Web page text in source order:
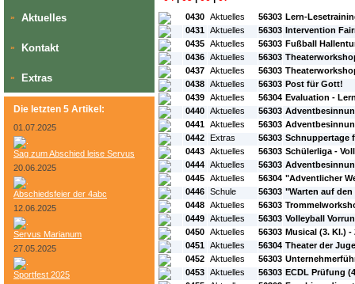
» Aktuelles
» Kontakt
» Extras
Die letzten 5 Artikel:
01.07.2025
Sag zum Abschied leise Servus
20.06.2025
Abschiedsfeier der 4abc
12.06.2025
Servus Marianum
27.05.2025
Sportfest 2025
#L: #ID: #Rubrik:
0430 Aktuelles 56303 Lern-
0431 Aktuelles 56303 Intervention
0435 Aktuelles 56303 Fußball
0436 Aktuelles 56303
0437 Aktuelles 56303
0438 Aktuelles 56303 Post für Gott!
0439 Aktuelles 56304 Evaluation -
0440 Aktuelles 56303
0441 Aktuelles 56303
0442 Extras 56303 Schnuppertage
0443 Aktuelles 56303 Schülerliga -
0444 Aktuelles 56303
0445 Aktuelles 56304 "Adventlicher
0446 Schule 56303 "Warten auf den
0448 Aktuelles 56303
0449 Aktuelles 56303 Volleyball
0450 Aktuelles 56303 Musical (3. Kl.) -
0451 Aktuelles 56304 Theater der
0452 Aktuelles 56303
0453 Aktuelles 56303 ECDL Prüfung